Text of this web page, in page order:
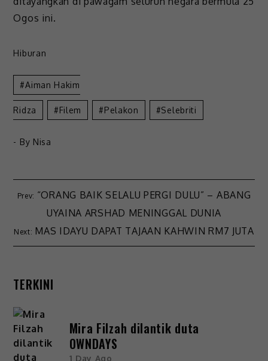
Ogos ini.
Hiburan
Aiman Hakim
Ridza Filem Pelakon Selebriti
- By Nisa
“ORANG BAIK SELALU PERGI DULU” – ABANG
UYAINA ARSHAD MENINGGAL DUNIA
MAS IDAYU DAPAT TAJAAN KAHWIN RM7 JUTA
TERKINI
Mira Filzah dilantik duta
OWNDAYS
1 Day Ago